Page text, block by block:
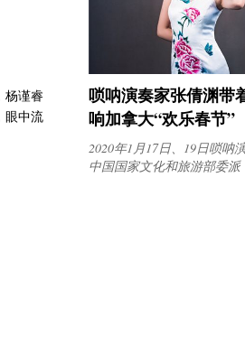
杨谨睿
眼中流
唢呐演奏家张倩渊带
响加拿大“欢乐春节”
2020年1月17日、19日唢呐
中国国家文化和旅游部委